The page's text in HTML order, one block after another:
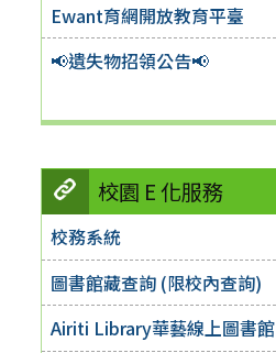
Ewant育網開放教育平臺
📢遺失物招領公告📢
校園 E 化服務
校務系統
圖書館藏查詢 (限校內查詢)
Airiti Library華藝線上圖書館